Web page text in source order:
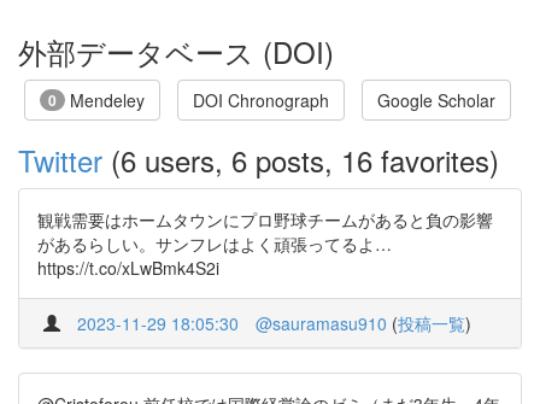
外部データベース (DOI)
0 Mendeley DOI Chronograph Google Scholar
Twitter (6 users, 6 posts, 16 favorites)
観戦需要はホームタウンにプロ野球チームがあると負の影響
があるらしい。サンフレはよく頑張ってるよ…
https://t.co/xLwBmk4S2i
2023-11-29 18:05:30 @sauramasu910 (投稿一覧)